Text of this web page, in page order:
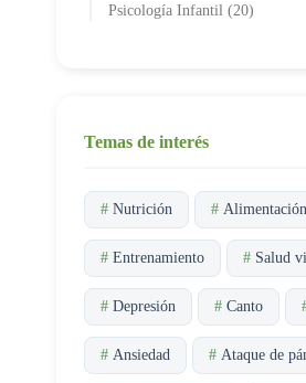
Psicología Infantil (20)
Temas de interés
# Nutrición #
# Entrenamiento # Salud
# Depresión # Canto
# Ansiedad # Ataque de